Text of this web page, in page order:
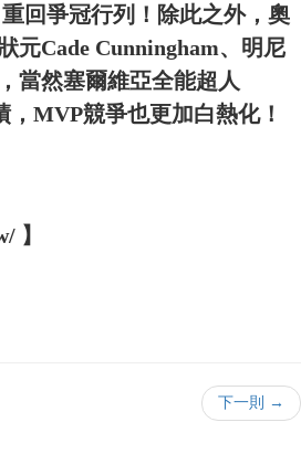
回爭冠行列！除此之外，奧
元Cade Cunningham、明尼
當然塞爾維亞全能超人
MVP競爭也更加白熱化！
】
下一則 →